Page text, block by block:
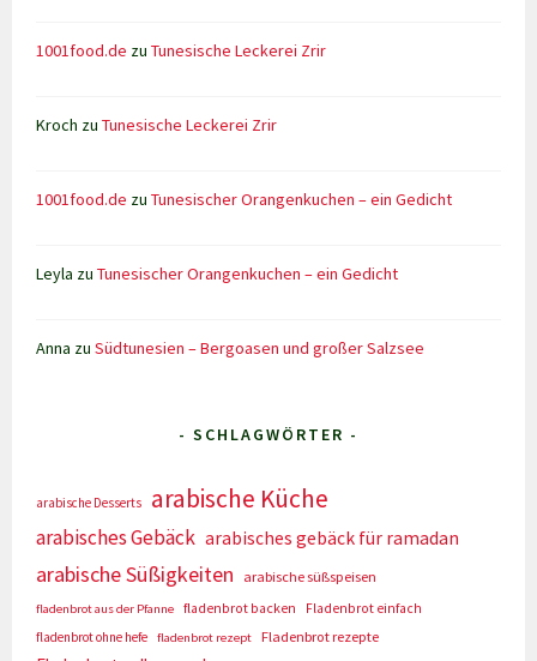
1001food.de zuTunesische Leckerei Zrir
Kroch zuTunesische Leckerei Zrir
1001food.de zuTunesischer Orangenkuchen – ein Gedicht
Leyla zuTunesischer Orangenkuchen – ein Gedicht
Anna zuSüdtunesien – Bergoasen und großer Salzsee
- SCHLAGWÖRTER -
arabische Desserts arabische Küche
arabisches Gebäck arabisches gebäck für ramadan
arabische Süßigkeiten arabische süßspeisen
fladenbrot aus der Pfanne fladenbrot backen
Fladenbrot einfach
fladenbrot ohne hefe
fladenbrot rezept Fladenbrot rezepte